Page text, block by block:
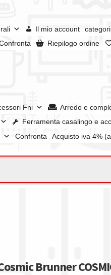
Il mio account
Riepilogo ordine
Fni
Arredo e
Ferramenta casalingo e
Confronta Acquisto iva 4%
negoziRiepilogo ordine
mio account
Brunner